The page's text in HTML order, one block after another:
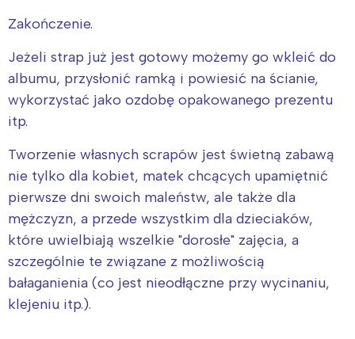
Zakończenie.
Jeżeli strap już jest gotowy możemy go wkleić do
albumu, przysłonić ramką i powiesić na ścianie,
wykorzystać jako ozdobę opakowanego prezentu
itp.
Tworzenie własnych scrapów jest świetną zabawą
nie tylko dla kobiet, matek chcących upamiętnić
pierwsze dni swoich maleństw, ale także dla
mężczyzn, a przede wszystkim dla dzieciaków,
które uwielbiają wszelkie "dorosłe" zajęcia, a
szczególnie te związane z możliwością
bałaganienia (co jest nieodłączne przy wycinaniu,
klejeniu itp.).